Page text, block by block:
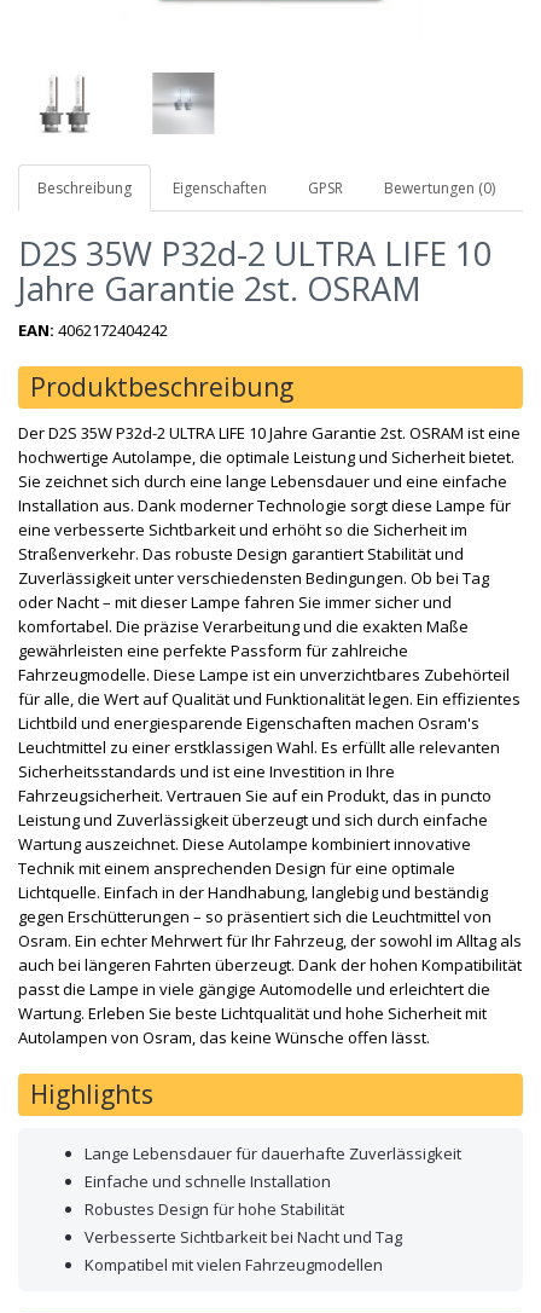
Beschreibung Eigenschaften GPSR Bewertungen (0)
D2S 35W P32d-2 ULTRA LIFE 10
Jahre Garantie 2st. OSRAM
EAN: 4062172404242
Produktbeschreibung
Der D2S 35W P32d-2 ULTRA LIFE 10 Jahre Garantie 2st. OSRAM ist eine
hochwertige Autolampe, die optimale Leistung und Sicherheit bietet.
Sie zeichnet sich durch eine lange Lebensdauer und eine einfache
Installation aus. Dank moderner Technologie sorgt diese Lampe für
eine verbesserte Sichtbarkeit und erhöht so die Sicherheit im
Straßenverkehr. Das robuste Design garantiert Stabilität und
Zuverlässigkeit unter verschiedensten Bedingungen. Ob bei Tag
oder Nacht – mit dieser Lampe fahren Sie immer sicher und
komfortabel. Die präzise Verarbeitung und die exakten Maße
gewährleisten eine perfekte Passform für zahlreiche
Fahrzeugmodelle. Diese Lampe ist ein unverzichtbares Zubehörteil
für alle, die Wert auf Qualität und Funktionalität legen. Ein effizientes
Lichtbild und energiesparende Eigenschaften machen Osram's
Leuchtmittel zu einer erstklassigen Wahl. Es erfüllt alle relevanten
Sicherheitsstandards und ist eine Investition in Ihre
Fahrzeugsicherheit. Vertrauen Sie auf ein Produkt, das in puncto
Leistung und Zuverlässigkeit überzeugt und sich durch einfache
Wartung auszeichnet. Diese Autolampe kombiniert innovative
Technik mit einem ansprechenden Design für eine optimale
Lichtquelle. Einfach in der Handhabung, langlebig und beständig
gegen Erschütterungen – so präsentiert sich die Leuchtmittel von
Osram. Ein echter Mehrwert für Ihr Fahrzeug, der sowohl im Alltag als
auch bei längeren Fahrten überzeugt. Dank der hohen Kompatibilität
passt die Lampe in viele gängige Automodelle und erleichtert die
Wartung. Erleben Sie beste Lichtqualität und hohe Sicherheit mit
Autolampen von Osram, das keine Wünsche offen lässt.
Highlights
Lange Lebensdauer für dauerhafte Zuverlässigkeit
Einfache und schnelle Installation
Robustes Design für hohe Stabilität
Verbesserte Sichtbarkeit bei Nacht und Tag
Kompatibel mit vielen Fahrzeugmodellen